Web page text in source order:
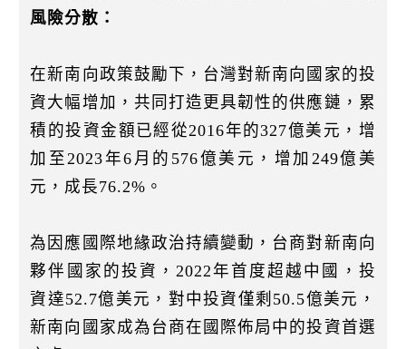
風險分散：
在新南向政策鼓勵下，台灣對新南向國家的投
資大幅增加，共同打造更具韌性的供應鏈，累
積的投資金額已經從2016年的327億美元，增
加至2023年6月的576億美元，增加249億美
元，成長76.2%。
為因應國際地緣政治持續變動，台商對新南向
夥伴國家的投資，2022年首度超越中國，投
資達52.7億美元，對中投資僅剩50.5億美元，
新南向國家成為台商在國際佈局中的投資首選